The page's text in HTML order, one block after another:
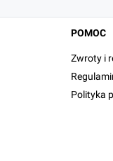
POMOC
Zwroty i
Polityka